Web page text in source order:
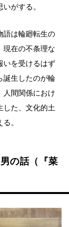
がする。
語は輪廻転生の
現在の不条理な
いを受けるはず
誕生したのが輪
人間関係におけ
した、文化的土
。
の話（『菜